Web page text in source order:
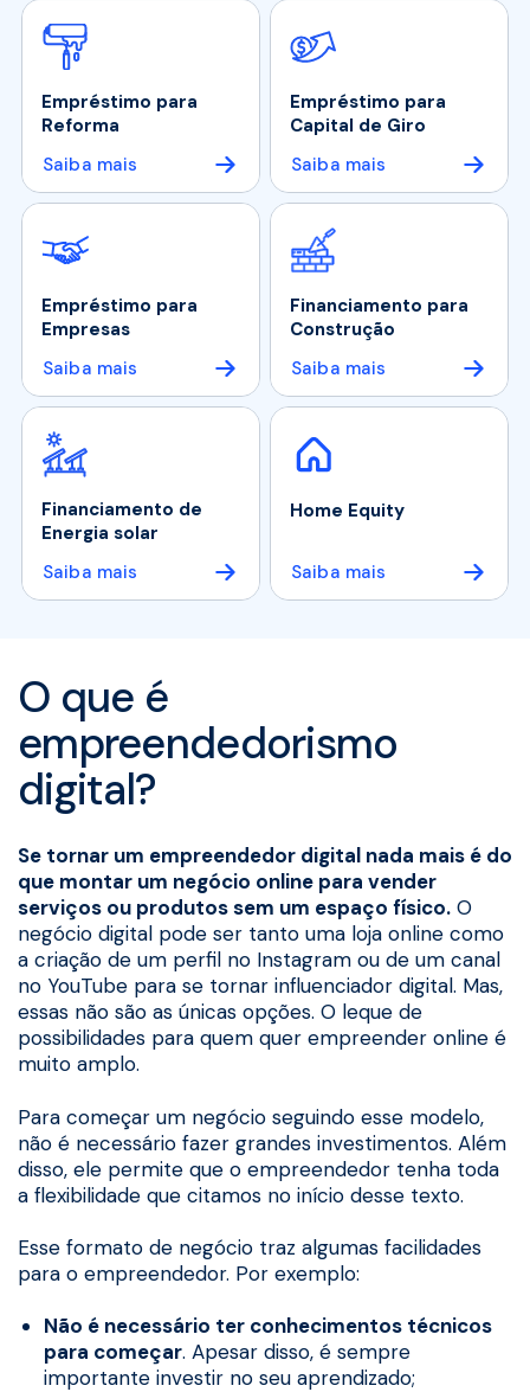
Empréstimo para
Reforma
Saiba mais
Empréstimo para
Capital de Giro
Saiba mais
Empréstimo para
Empresas
Saiba mais
Financiamento para
Construção
Saiba mais
Financiamento de
Energia solar
Saiba mais
Home Equity
Saiba mais
O que é
empreendedorismo
digital?
Se tornar um empreendedor digital nada mais é do
que montar um negócio online para vender
serviços ou produtos sem um espaço físico. O
negócio digital pode ser tanto uma loja online como
a criação de um perfil no Instagram ou de um canal
no YouTube para se tornar influenciador digital. Mas,
essas não são as únicas opções. O leque de
possibilidades para quem quer empreender online é
muito amplo.
Para começar um negócio seguindo esse modelo,
não é necessário fazer grandes investimentos. Além
disso, ele permite que o empreendedor tenha toda
a flexibilidade que citamos no início desse texto.
Esse formato de negócio traz algumas facilidades
para o empreendedor. Por exemplo:
Não é necessário ter conhecimentos técnicos
para começar. Apesar disso, é sempre
importante investir no seu aprendizado;